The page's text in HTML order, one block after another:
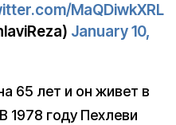
MaQDiwkXRL
January 10,
65 лет и он живет в
году Пехлеви